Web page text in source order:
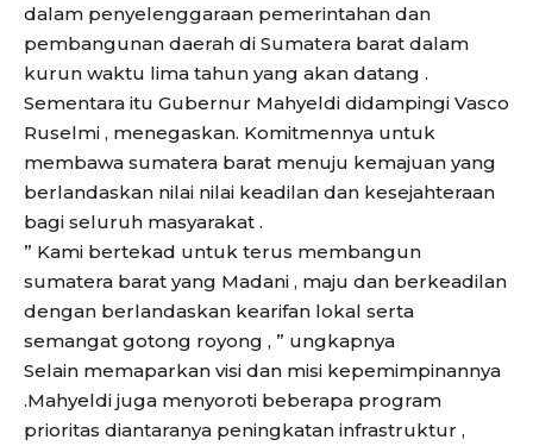
dalam penyelenggaraan pemerintahan dan
pembangunan daerah di Sumatera barat dalam
kurun waktu lima tahun yang akan datang .
Sementara itu Gubernur Mahyeldi didampingi Vasco
Ruselmi , menegaskan. Komitmennya untuk
membawa sumatera barat menuju kemajuan yang
berlandaskan nilai nilai keadilan dan kesejahteraan
bagi seluruh masyarakat .
” Kami bertekad untuk terus membangun
sumatera barat yang Madani , maju dan berkeadilan
dengan berlandaskan kearifan lokal serta
semangat gotong royong , ” ungkapnya
Selain memaparkan visi dan misi kepemimpinannya
.Mahyeldi juga menyoroti beberapa program
prioritas diantaranya peningkatan infrastruktur ,